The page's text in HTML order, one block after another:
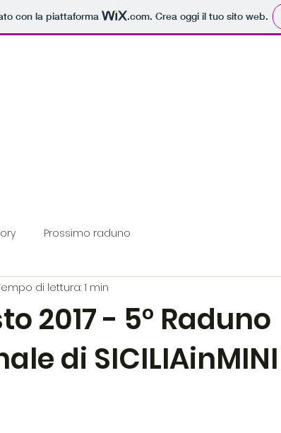
con la piattaforma .com. Crea oggi il tuo sito web.
Prossimo raduno
2017 - 5° Raduno
di
di lettura: 1 min